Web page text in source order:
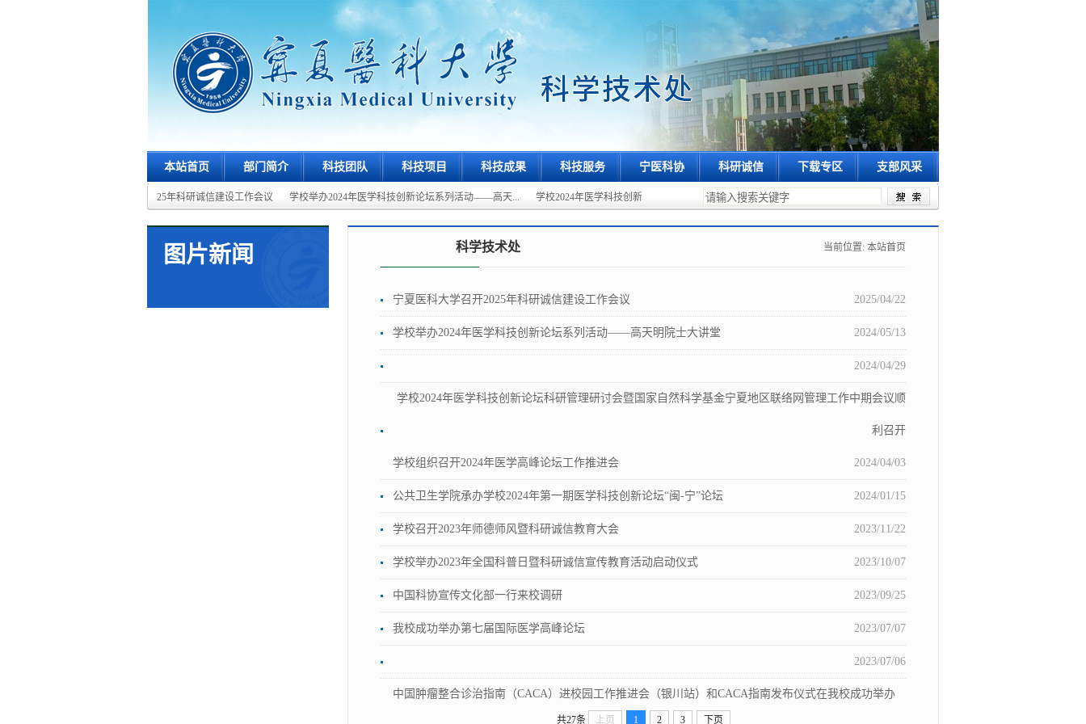
本站首页 部门简介 科技团队 科技项目 科技成果 科技服务 宁医科协 科研诚信 下载专区 支部风采
宁夏医科大学召开2025年科研诚信建设工作会议 学校举办2024年医学科技创新论坛系列活动——高天... 学校2024年医学科技创新论坛科研管理研讨会暨国家... 学校组织召开2024年医学高峰论坛工作推进会
图片新闻 科学技术处 当前位置: 本站首页
2025/04/22
宁夏医科大学召开2025年科研诚信建设工作会议
2024/05/13
学校举办2024年医学科技创新论坛系列活动——高天明院士大讲堂
2024/04/29
学校2024年医学科技创新论坛科研管理研讨会暨国家自然科学基金宁夏地区联络网管理工作中期会议顺
利召开
2024/04/03
学校组织召开2024年医学高峰论坛工作推进会
2024/01/15
公共卫生学院承办学校2024年第一期医学科技创新论坛“闽-宁”论坛
2023/11/22
学校召开2023年师德师风暨科研诚信教育大会
2023/10/07
学校举办2023年全国科普日暨科研诚信宣传教育活动启动仪式
2023/09/25
中国科协宣传文化部一行来校调研
2023/07/07
我校成功举办第七届国际医学高峰论坛
2023/07/06
中国肿瘤整合诊治指南（CACA）进校园工作推进会（银川站）和CACA指南发布仪式在我校成功举办
共27条 上页 1 2 3 下页